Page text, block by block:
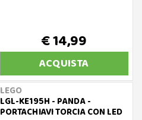
€ 14,99
ACQUISTA
LEGO
LGL-KE195H - PANDA -
PORTACHIAVI TORCIA CON LED